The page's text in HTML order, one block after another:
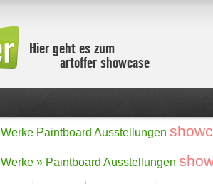
Hier geht es zum
artoffer showcase
Werke Paintboard Ausstellungen
Werke » Paintboard Ausstellungen